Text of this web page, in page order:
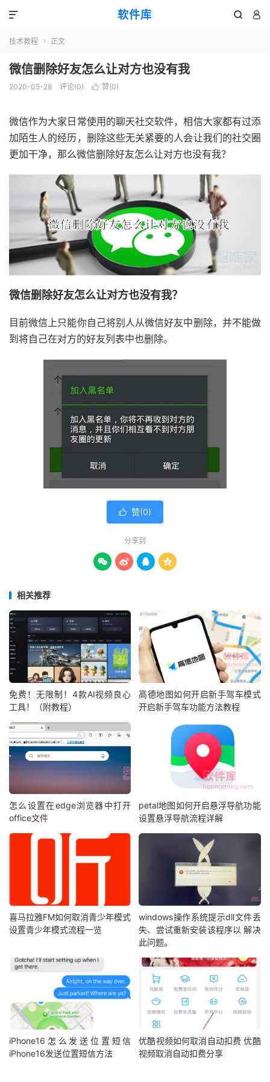
软件库  

技术教程  正文
微信删除好友怎么让对方也没有我
2020-05-28 评论(0)  赞(0)
微信作为大家日常使用的聊天社交软件，相信大家都有过添
加陌生人的经历，删除这些无关紧要的人会让我们的社交圈
更加干净，那么微信删除好友怎么让对方也没有我？
微信删除好友怎么让对方也没有我？
目前微信上只能你自己将别人从微信好友中删除，并不能做
到将自己在对方的好友列表中也删除。
 赞(0)
分享到
   
相关推荐
免费！无限制！4款AI视频良心
工具！（附教程）
高德地图如何开启新手驾车模式
开启新手驾车功能方法教程
怎么设置在edge浏览器中打开
office文件
petal地图如何开启悬浮导航功能
设置悬浮导航流程详解
喜马拉雅FM如何取消青少年模式
设置青少年模式流程一览
windows操作系统提示dll文件丢
失、尝试重新安装该程序以 解决
此问题。
iPhone16怎么发送位置短信
iPhone16发送位置短信方法
优酷视频如何取消自动扣费 优酷
视频取消自动扣费分享